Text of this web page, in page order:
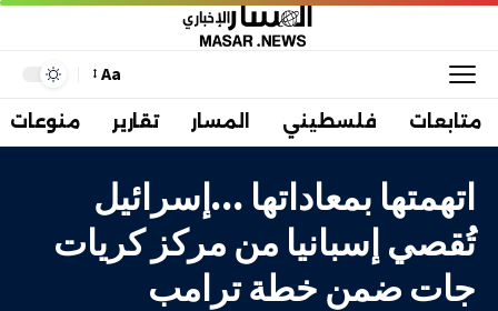
Aa
متابعات فلسطيني المسار تقارير منوعات
اتهمتها بمعاداتها …إسرائيل
تُقصي إسبانيا من مركز كريات
جات ضمن خطة ترامب